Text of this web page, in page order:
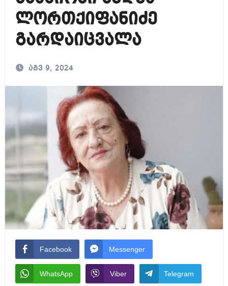
ლორთქიფანიძე
გარდაიცვალა
აგვ 9, 2024
Facebook Messenger
WhatsApp Viber Telegram